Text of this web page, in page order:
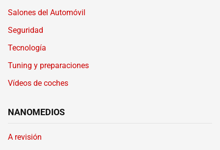
Salones del Automóvil
Seguridad
Tecnología
Tuning y preparaciones
Vídeos de coches
NANOMEDIOS
A revisión